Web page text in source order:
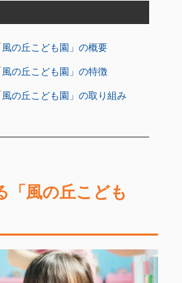
の丘こども園」の概要
の丘こども園」の特徴
の丘こども園」の取り組み
「風の丘こども